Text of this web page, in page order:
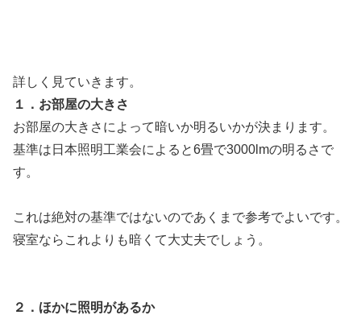
詳しく見ていきます。
１．お部屋の大きさ
お部屋の大きさによって暗いか明るいかが決まります。
基準は日本照明工業会によると6畳で3000lmの明るさで
す。
これは絶対の基準ではないのであくまで参考でよいです。
寝室ならこれよりも暗くて大丈夫でしょう。
２．ほかに照明があるか